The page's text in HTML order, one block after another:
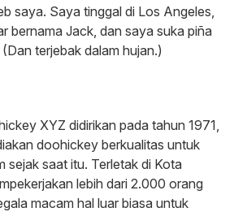
saya. Saya tinggal di Los Angeles,
bernama Jack, dan saya suka piña
terjebak dalam hujan.)
XYZ didirikan pada tahun 1971,
doohickey berkualitas untuk
sejak saat itu. Terletak di Kota
lebih dari 2.000 orang
macam hal luar biasa untuk